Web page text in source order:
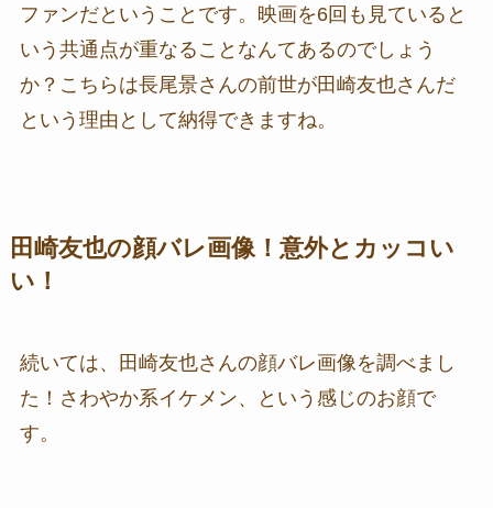
ファンだということです。映画を6回も見ていると
いう共通点が重なることなんてあるのでしょう
か？こちらは長尾景さんの前世が田崎友也さんだ
という理由として納得できますね。
田崎友也の顔バレ画像！意外とカッコい
い！
続いては、田崎友也さんの顔バレ画像を調べまし
た！さわやか系イケメン、という感じのお顔で
す。